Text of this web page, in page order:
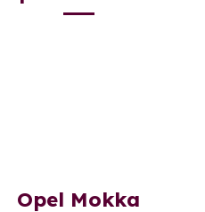
Opel Mokka